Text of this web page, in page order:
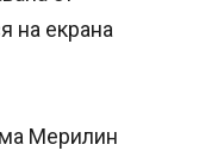
на екрана
Мерилин